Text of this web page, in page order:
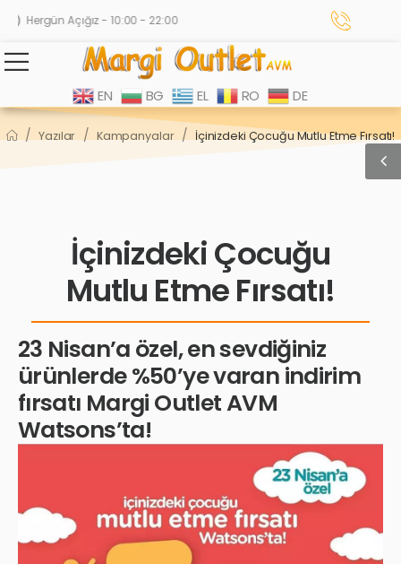
Hergün Açığız - 10:00 - 22:00
EN BG EL RO DE
/ Yazılar / Kampanyalar / İçinizdeki Çocuğu Mutlu Etme Fırsatı!
İçinizdeki Çocuğu
Mutlu Etme Fırsatı!
23 Nisan’a özel, en sevdiğiniz
ürünlerde %50’ye varan indirim
fırsatı Margi Outlet AVM
Watsons’ta!